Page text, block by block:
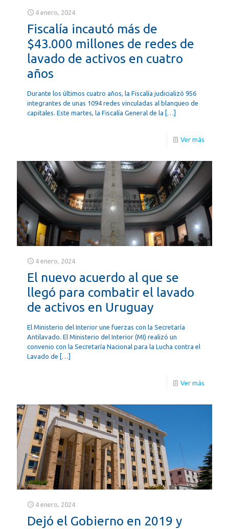
4 enero, 2024
Fiscalía incautó más de
$43.000 millones de redes de
lavado de activos en cuatro
años
Durante los últimos cuatro años, la Fiscalía judicializó 956
integrantes de unas 1094 redes vinculadas al blanqueo de
capitales. Este martes, la Fiscalía General de la […]
Ver más
4 enero, 2024
El nuevo acuerdo al que se
llegó para combatir el lavado
de activos en Uruguay
El Ministerio del Interior une fuerzas con la Secretaría
Antilavado. El Ministerio del Interior (MI) realizó un
convenio con la Secretaría Nacional para la Lucha contra el
Lavado de […]
Ver más
4 enero, 2024
Dejó el Gobierno en 2019 y